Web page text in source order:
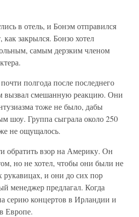
в отель, и Бонэм отправился
закрылся. Бонзо хотел
самым дерзким членом
полгода после последнего
вызвал смешанную реакцию. Они
тоже не было, дабы
шоу. Группа сыграла около 250
не ощущалось.
обратить взор на Америку. Он
но не хотел, чтобы они были не
и они до сих пор
менеджер предлагал. Когда
серию концертов в Ирландии и
Европе.